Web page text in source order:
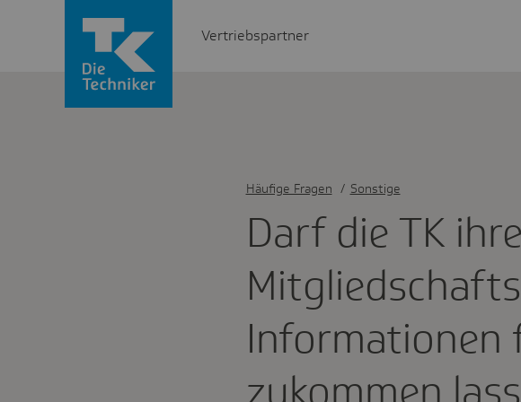
Vertriebspartner
Darf die TK
Infor­ma­tionen
Häufige Fragen / Sonstige